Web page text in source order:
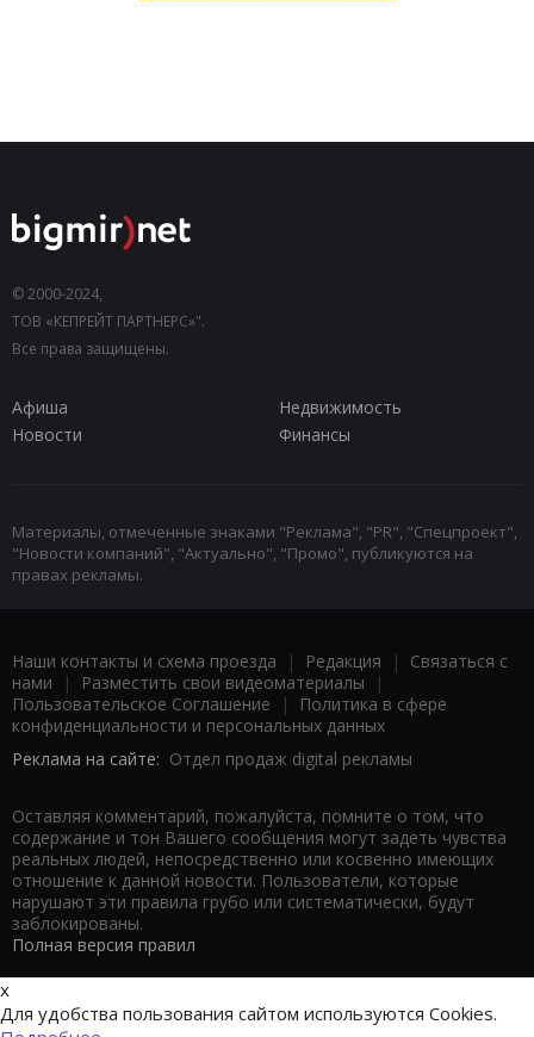
© 2000-2024,
ТОВ «КЕПРЕЙТ ПАРТНЕРС»".
Все права защищены.
Афиша
Недвижимость
Новости
Финансы
Материалы, отмеченные знаками "Реклама", "PR", "Спецпроект",
"Новости компаний", "Актуально", "Промо", публикуются на
правах рекламы.
Наши контакты и схема проезда | Редакция | Связаться с
нами | Разместить свои видеоматериалы |
Пользовательское Соглашение |
Политика в сфере
конфиденциальности и персональных данных
Реклама на сайте: Отдел продаж digital рекламы
Оставляя комментарий, пожалуйста, помните о том, что
содержание и тон Вашего сообщения могут задеть чувства
реальных людей, непосредственно или косвенно имеющих
отношение к данной новости. Пользователи, которые
нарушают эти правила грубо или систематически, будут
заблокированы.
Полная версия правил
x
Для удобства пользования сайтом используются Cookies.